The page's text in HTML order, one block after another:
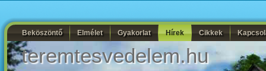
Beköszöntő Elmélet Gyakorlat Hírek Cikkek
teremtesvedelem.hu